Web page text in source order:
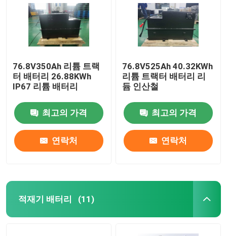
76.8V350Ah 리튬 트랙
터 배터리 26.88KWh
IP67 리튬 배터리
최고의 가격
연락처
76.8V525Ah 40.32KWh
리튬 트랙터 배터리 리
듐 인산철
최고의 가격
연락처
적재기 배터리 (11)